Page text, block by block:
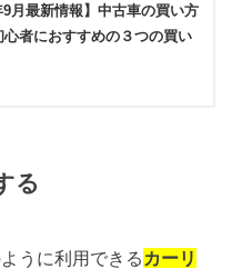
9月最新情報】中古車の買い方
心者におすすめの３つの買い
る
うに利用できる カーリ